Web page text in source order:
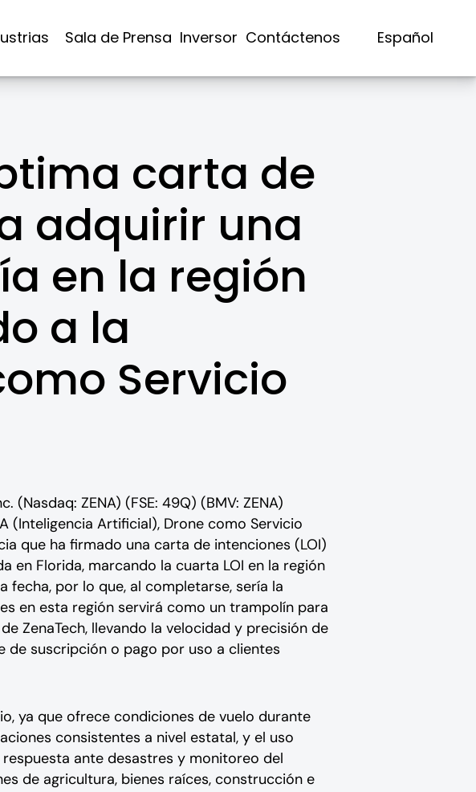
Sala de Prensa Inversor Contáctenos Español
carta de
adquirir una
en la región
a la
Servicio
ZENA) (FSE: 49Q) (BMV: ZENA)
(Inteligencia Artificial), Drone como Servicio
que ha firmado una carta de intenciones (LOI)
en Florida, marcando la cuarta LOI en la región
fecha, por lo que, al completarse, sería la
en esta región servirá como un trampolín para
ZenaTech, llevando la velocidad y precisión de
de suscripción o pago por uso a clientes
ya que ofrece condiciones de vuelo durante
consistentes a nivel estatal, y el uso
ante desastres y monitoreo del
de agricultura, bienes raíces, construcción e